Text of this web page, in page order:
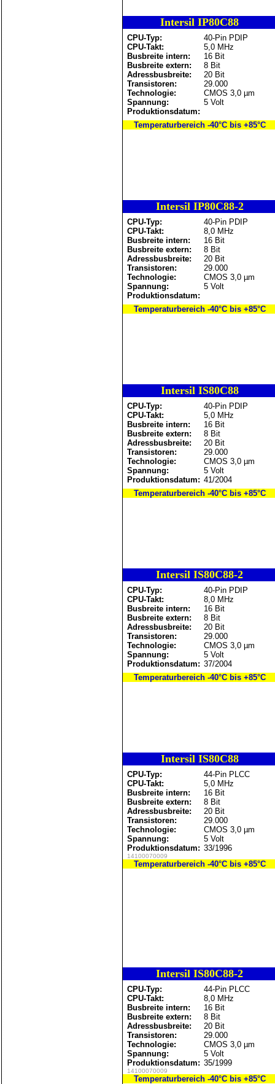
Intersil IP80C88
CPU-Typ:
CPU-Takt:
Busbreite intern:
Busbreite extern:
Adressbusbreite:
Transistoren:
Technologie:
Spannung:
Produktionsdatum:
40-Pin PDIP
5,0 MHz
16 Bit
8 Bit
20 Bit
29.000
CMOS 3,0 µm
5 Volt
Temperaturbereich -40°C bis +85°C
Intersil IP80C88-2
CPU-Typ:
CPU-Takt:
Busbreite intern:
Busbreite extern:
Adressbusbreite:
Transistoren:
Technologie:
Spannung:
Produktionsdatum:
40-Pin PDIP
8,0 MHz
16 Bit
8 Bit
20 Bit
29.000
CMOS 3,0 µm
5 Volt
Temperaturbereich -40°C bis +85°C
Intersil IS80C88
CPU-Typ:
CPU-Takt:
Busbreite intern:
Busbreite extern:
Adressbusbreite:
Transistoren:
Technologie:
Spannung:
Produktionsdatum:
40-Pin PDIP
5,0 MHz
16 Bit
8 Bit
20 Bit
29.000
CMOS 3,0 µm
5 Volt
41/2004
Temperaturbereich -40°C bis +85°C
Intersil IS80C88-2
CPU-Typ:
CPU-Takt:
Busbreite intern:
Busbreite extern:
Adressbusbreite:
Transistoren:
Technologie:
Spannung:
Produktionsdatum:
40-Pin PDIP
8,0 MHz
16 Bit
8 Bit
20 Bit
29.000
CMOS 3,0 µm
5 Volt
37/2004
Temperaturbereich -40°C bis +85°C
Intersil IS80C88
CPU-Typ:
CPU-Takt:
Busbreite intern:
Busbreite extern:
Adressbusbreite:
Transistoren:
Technologie:
Spannung:
Produktionsdatum:
44-Pin PLCC
5,0 MHz
16 Bit
8 Bit
20 Bit
29.000
CMOS 3,0 µm
5 Volt
33/1996
14100070009
Temperaturbereich -40°C bis +85°C
Intersil IS80C88-2
CPU-Typ:
CPU-Takt:
Busbreite intern:
Busbreite extern:
Adressbusbreite:
Transistoren:
Technologie:
Spannung:
Produktionsdatum:
44-Pin PLCC
8,0 MHz
16 Bit
8 Bit
20 Bit
29.000
CMOS 3,0 µm
5 Volt
35/1999
14100070009
Temperaturbereich -40°C bis +85°C